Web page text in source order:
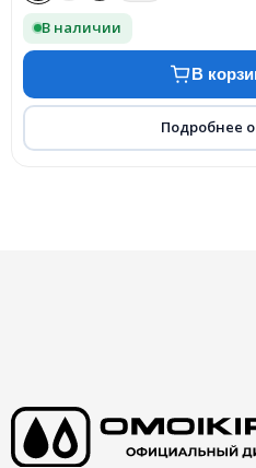
В наличии
В
Подробнее